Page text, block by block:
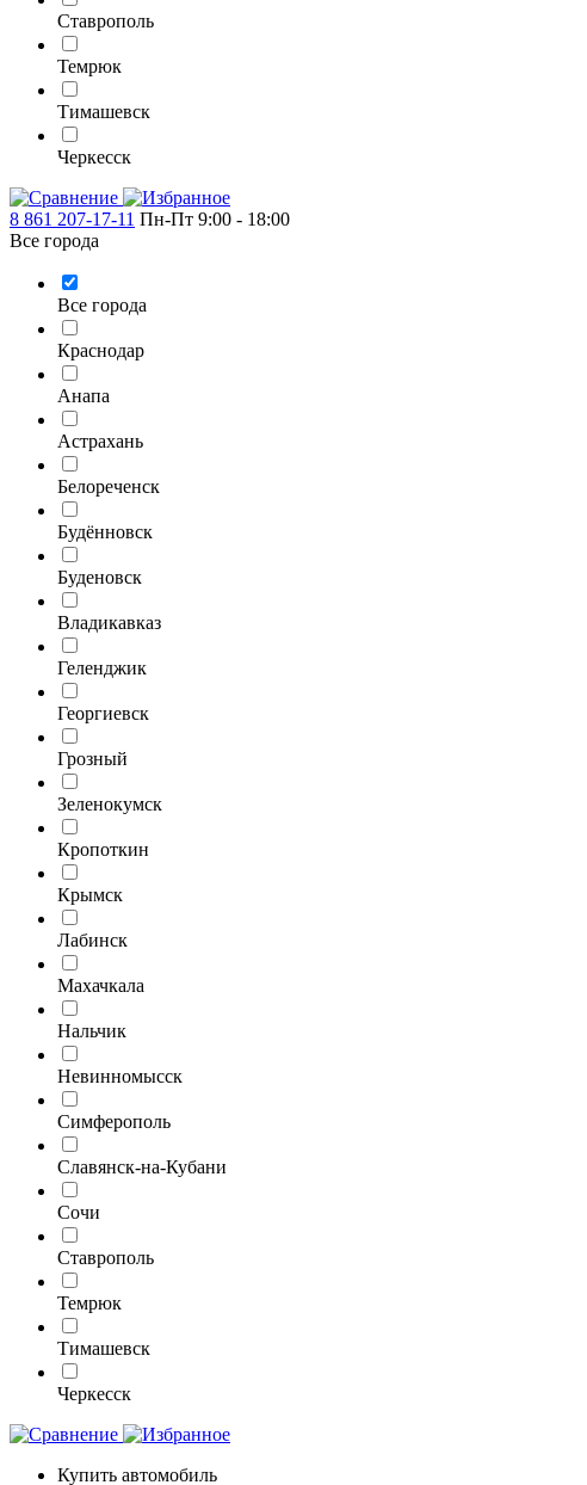
Ставрополь
Темрюк
Тимашевск
Черкесск
8 861 207-17-11 Пн-Пт 9:00 - 18:00
Все города
Все города
Краснодар
Анапа
Астрахань
Белореченск
Будённовск
Буденовск
Владикавказ
Геленджик
Георгиевск
Грозный
Зеленокумск
Кропоткин
Крымск
Лабинск
Махачкала
Нальчик
Невинномысск
Симферополь
Славянск-на-Кубани
Сочи
Ставрополь
Темрюк
Тимашевск
Черкесск
Купить автомобиль